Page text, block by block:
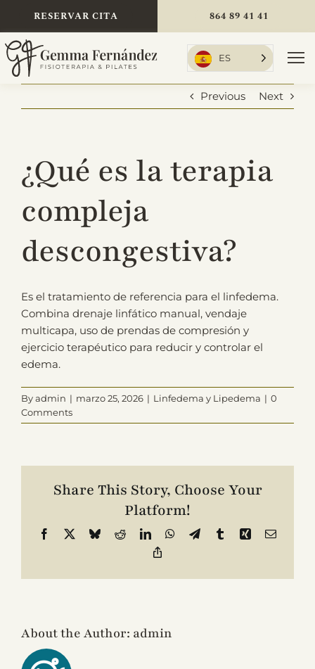
content
RESERVAR CITA 864 89 41 41
ES
Tratamientos
Sobre mí
Tarifas
Previous Next
¿Qué es la terapia
compleja
descongestiva?
Es el tratamiento de referencia para el linfedema.
Combina drenaje linfático manual, vendaje
multicapa, uso de prendas de compresión y
ejercicio terapéutico para reducir y controlar el
edema.
Byadmin | marzo 25, 2026 | Linfedema y Lipedema | 0
Comments
Share This Story, Choose Your
Platform!
Facebook BlueskyRedditLinkedInWhatsApp
TelegramTumblrXing Email
About the Author: admin